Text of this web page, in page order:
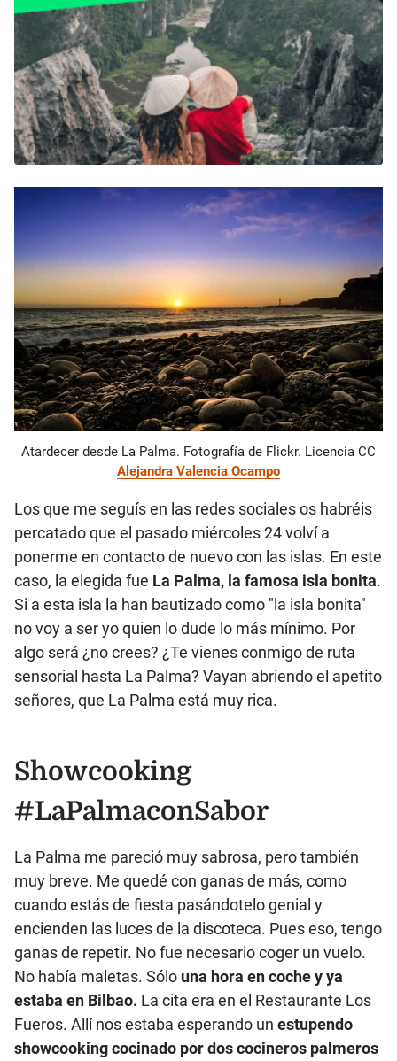
Atardecer desde La Palma. Fotografía de Flickr. Licencia CC
Alejandra Valencia Ocampo
Los que me seguís en las redes sociales os habréis
percatado que el pasado miércoles 24 volví a
ponerme en contacto de nuevo con las islas. En este
caso, la elegida fue La Palma, la famosa isla bonita.
Si a esta isla la han bautizado como "la isla bonita"
no voy a ser yo quien lo dude lo más mínimo. Por
algo será ¿no crees? ¿Te vienes conmigo de ruta
sensorial hasta La Palma? Vayan abriendo el apetito
señores, que La Palma está muy rica.
Showcooking
#LaPalmaconSabor
La Palma me pareció muy sabrosa, pero también
muy breve. Me quedé con ganas de más, como
cuando estás de fiesta pasándotelo genial y
encienden las luces de la discoteca. Pues eso, tengo
ganas de repetir. No fue necesario coger un vuelo.
No había maletas. Sólo una hora en coche y ya
estaba en Bilbao. La cita era en el Restaurante Los
Fueros. Allí nos estaba esperando un estupendo
showcooking cocinado por dos cocineros palmeros